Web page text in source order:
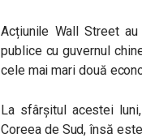
Acțiunile Wall Street
publice cu guvernul
cele mai mari două
La sfârșitul acestei
Coreea de Sud, însă